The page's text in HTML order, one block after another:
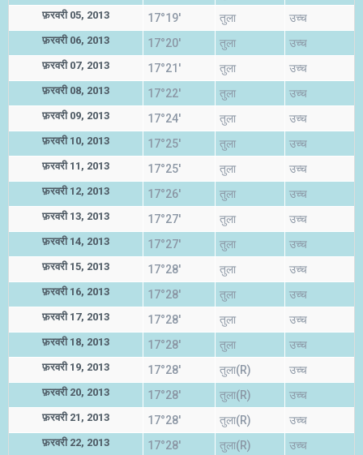
फ़रवरी 05, 2013 17°19' तुला उच्च
फ़रवरी 06, 2013 17°20' तुला उच्च
फ़रवरी 07, 2013 17°21' तुला उच्च
फ़रवरी 08, 2013 17°22' तुला उच्च
फ़रवरी 09, 2013 17°24' तुला उच्च
फ़रवरी 10, 2013 17°25' तुला उच्च
फ़रवरी 11, 2013 17°25' तुला उच्च
फ़रवरी 12, 2013 17°26' तुला उच्च
फ़रवरी 13, 2013 17°27' तुला उच्च
फ़रवरी 14, 2013 17°27' तुला उच्च
फ़रवरी 15, 2013 17°28' तुला उच्च
फ़रवरी 16, 2013 17°28' तुला उच्च
फ़रवरी 17, 2013 17°28' तुला उच्च
फ़रवरी 18, 2013 17°28' तुला उच्च
फ़रवरी 19, 2013 17°28' तुला(R) उच्च
फ़रवरी 20, 2013 17°28' तुला(R) उच्च
फ़रवरी 21, 2013 17°28' तुला(R) उच्च
फ़रवरी 22, 2013 17°28' तुला(R) उच्च